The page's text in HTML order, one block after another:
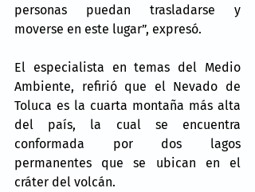
personas puedan trasladarse y
moverse en este lugar”, expresó.
El especialista en temas del Medio
Ambiente, refirió que el Nevado de
Toluca es la cuarta montaña más alta
del país, la cual se encuentra
conformada por dos lagos
permanentes que se ubican en el
cráter del volcán.